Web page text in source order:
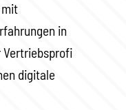
in
Vertriebsprofi
digitale